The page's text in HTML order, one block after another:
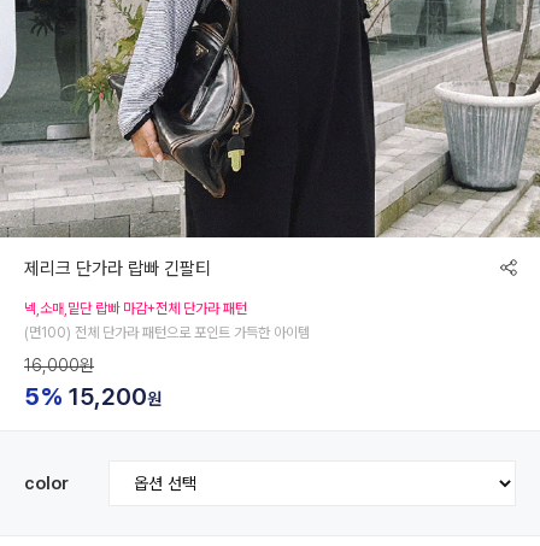
제리크 단가라 랍빠 긴팔티
넥,소매,밑단 랍빠 마감+전체 단가라 패턴
(면100) 전체 단가라 패턴으로 포인트 가득한 아이템
16,000원
5% 15,200원
color